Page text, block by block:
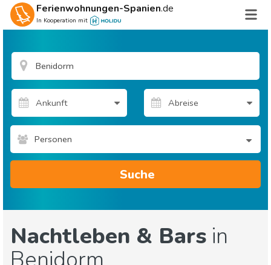
Ferienwohnungen-Spanien.de
In Kooperation mit
Personen
Suche
Nachtleben & Bars in